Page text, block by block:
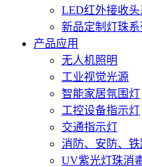
LED红外接收头
新品定制灯珠系
产品应用
无人机照明
工业视觉光源
智能家居氛围灯
工控设备指示灯
交通指示灯
消防、安防、
UV紫光灯珠消